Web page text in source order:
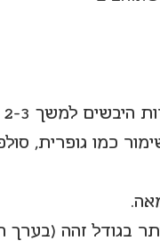
כמו גופרית,
בגודל זהה